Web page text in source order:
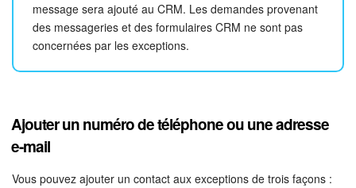
Signature électronique
Signature électronique pour les RH
BI Builder
Automatisation
message sera ajouté au CRM. Les demandes provenant
des messageries et des formulaires CRM ne sont pas
concernées par les exceptions.
Ajouter un numéro de téléphone ou une adresse
e-mail
Vous pouvez ajouter un contact aux exceptions de trois façons :